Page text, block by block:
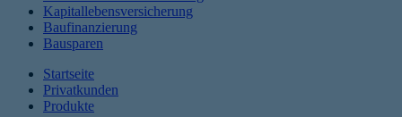
Kapitallebensversicherung
Baufinanzierung
Bausparen
Startseite
Privatkunden
Produkte